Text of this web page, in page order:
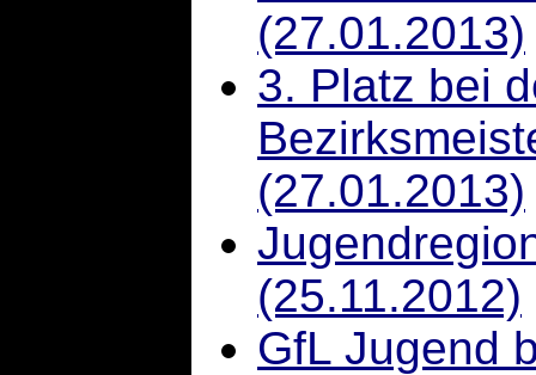
(27.01.2013)
3. Platz bei
(27.01.2013)
(25.11.2012)
GfL Jugend